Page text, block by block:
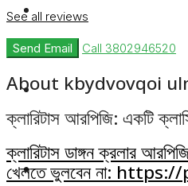
Rent
Blog
About Us
See all reviews
Send Email Call 3802946520
About kbydvovqoi
ক্লারিটাস আরপিজি: একটি
ক্লারিটাস ডাঙ্গন ক্রলার
খেলতে ভুলবেন না: